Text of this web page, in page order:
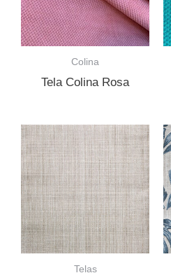
Colina
Tela Colina Rosa
Telas